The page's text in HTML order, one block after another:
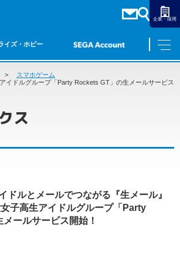
企業・採用
ム PCゲーム
イズ・ホビー
FIRE セガ ラッキーくじ
オンライン
スマホゲーム
イドルグループ「Party Rockets GT」の生メールサービス
ス
ドルとメールでつながる『生メール』
子高生アイドルグループ「Party
ールサービス開始！